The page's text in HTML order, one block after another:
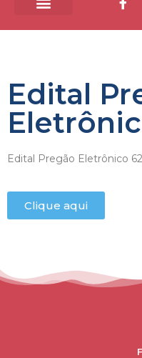
Edital
Edital Pregão Eletrônico
Clique aqui